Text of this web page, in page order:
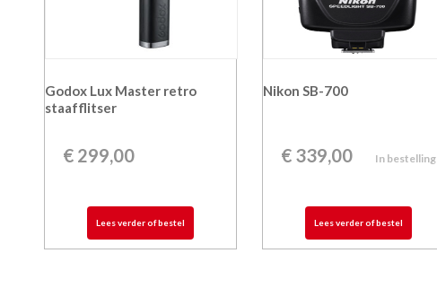
Godox Lux Master retro
staafflitser
€ 299,00
Lees verder of bestel
Nikon SB-700
€ 339,00 In bestelling
Lees verder of bestel